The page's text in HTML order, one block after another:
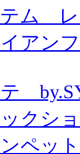
テム
イアン
クシ
ペッ